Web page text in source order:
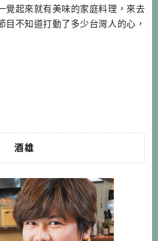
覺起來就有美味的家庭料理，來去
目不知道打動了多少台灣人的心，
體驗原本只出現在電視裡的場景
酒雄